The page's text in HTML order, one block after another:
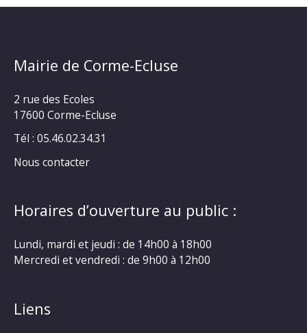
Mairie de Corme-Ecluse
2 rue des Ecoles
17600 Corme-Ecluse
Tél : 05.46.02.34.31
Nous contacter
Horaires d’ouverture au public :
Lundi, mardi et jeudi : de 14h00 à 18h00
Mercredi et vendredi : de 9h00 à 12h00
Liens